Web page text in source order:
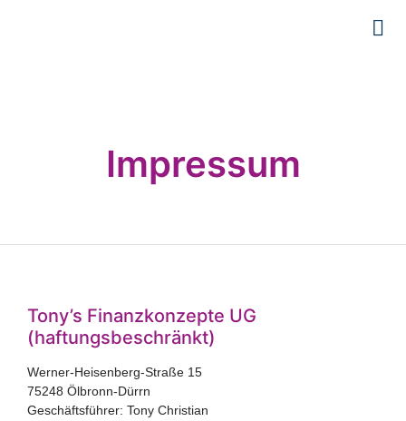
Impressum
Tony’s Finanzkonzepte UG
(haftungsbeschränkt)
Werner-Heisenberg-Straße 15
75248 Ölbronn-Dürrn
Geschäftsführer: Tony Christian